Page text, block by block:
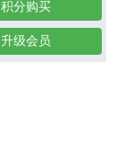
积分购买
升级会员